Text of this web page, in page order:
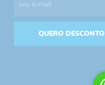
QUERO DESCONTO